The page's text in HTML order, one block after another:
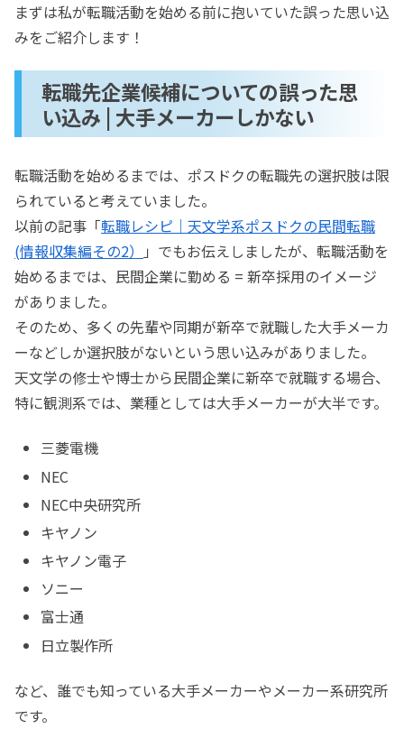
まずは私が転職活動を始める前に抱いていた誤った思い込
みをご紹介します！
転職先企業候補についての誤った思
い込み | 大手メーカーしかない
転職活動を始めるまでは、ポスドクの転職先の選択肢は限
られていると考えていました。
以前の記事「転職レシピ｜天文学系ポスドクの民間転職
(情報収集編その2）
」でもお伝えしましたが、転職活動を
始めるまでは、民間企業に勤める = 新卒採用のイメージ
がありました。
そのため、多くの先輩や同期が新卒で就職した大手メーカ
ーなどしか選択肢がないという思い込みがありました。
天文学の修士や博士から民間企業に新卒で就職する場合、
特に観測系では、業種としては大手メーカーが大半です。
三菱電機
NEC
NEC中央研究所
キヤノン
キヤノン電子
ソニー
富士通
日立製作所
など、誰でも知っている大手メーカーやメーカー系研究所
です。